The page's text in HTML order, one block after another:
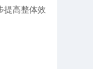
提高整体效